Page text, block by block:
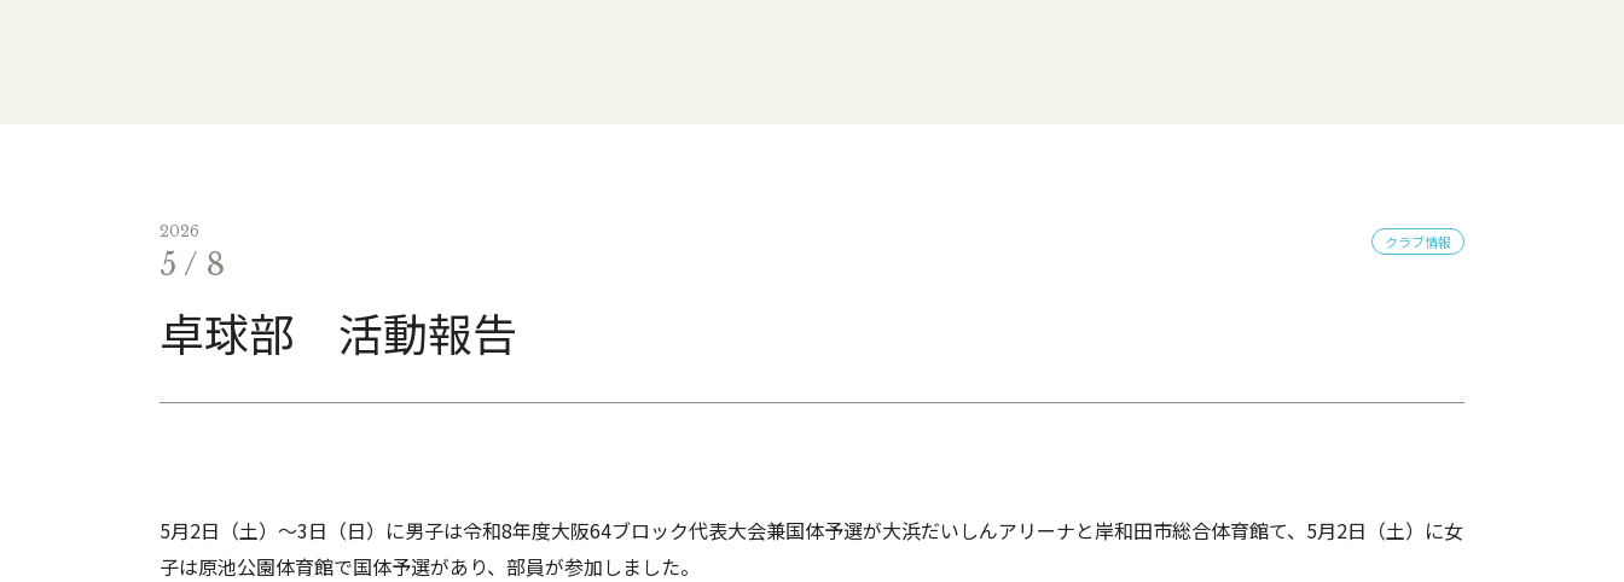
2026
5 / 8
クラブ情報
卓球部 活動報告
5月2日（土）〜3日（日）に男子は令和8年度大阪64ブロック代表大会兼国体予選が大浜だいしんアリーナと岸和田市総合体育館て、5月2日（土）に女
子は原池公園体育館で国体予選があり、部員が参加しました。